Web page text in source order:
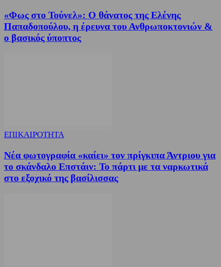
«Φως στο Τούνελ»: Ο θάνατος της Ελένης
Παπαδοπούλου, η έρευνα του Ανθρωποκτονιών &
ο βασικός ύποπτος
ΕΠΙΚΑΙΡΟΤΗΤΑ
Νέα φωτογραφία «καίει» τον πρίγκιπα Άντριου για
το σκάνδαλο Επστάιν: Το πάρτι με τα ναρκωτικά
στο εξοχικό της βασίλισσας